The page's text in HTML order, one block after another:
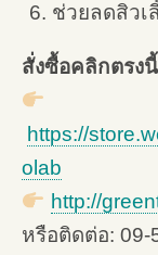
ช่วยลดสิว
สั่งซื้อคลิกตรง
https://
olab
http://
หรือติดต่อ: 09-